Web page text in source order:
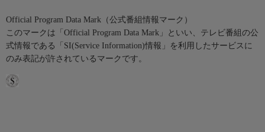
Official Program Data Mark（公式番組情報マーク）
このマークは「Official Program Data Mark」といい、テレビ番組の公
式情報である「SI(Service Information)情報」を利用したサービスに
のみ表記が許されているマークです。